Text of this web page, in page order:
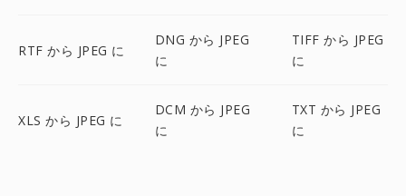
RTF から JPEG に
DNG から JPEG
に
TIFF から JPEG
に
XLS から JPEG に
DCM から JPEG
に
TXT から JPEG
に